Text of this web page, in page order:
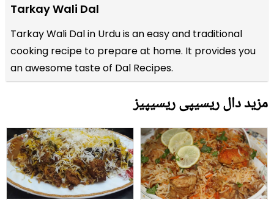
Tarkay Wali Dal
Tarkay Wali Dal in Urdu is an easy and traditional
cooking recipe to prepare at home. It provides you
an awesome taste of Dal Recipes.
مزید دال ریسیپی ریسیپیز